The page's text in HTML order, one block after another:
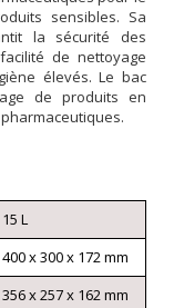
sensibles. Sa
la sécurité des
de nettoyage
élevés. Le bac
de produits en
15 L
400 x 300 x 172 mm
356 x 257 x 162 mm